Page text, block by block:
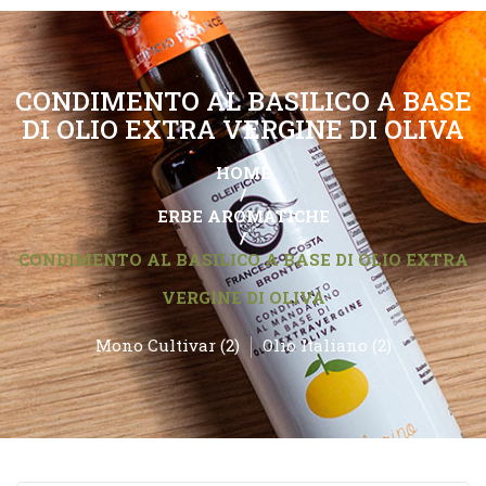
CONDIMENTO AL BASILICO A BASE
DI OLIO EXTRA VERGINE DI OLIVA
HOME
/
ERBE AROMATICHE
/
CONDIMENTO AL BASILICO A BASE DI OLIO EXTRA
VERGINE DI OLIVA
Mono Cultivar (2) Olio Italiano (2)